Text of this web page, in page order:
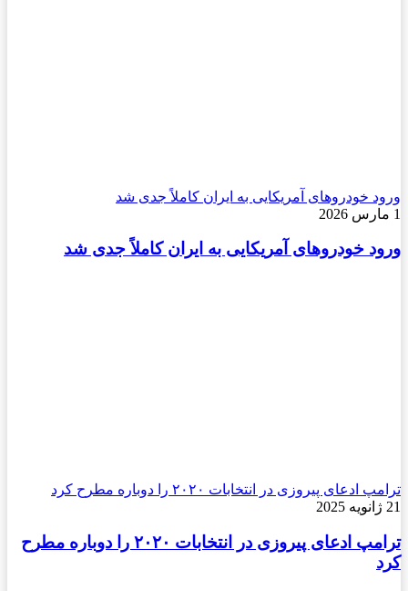
ورود خودروهای آمریکایی به ایران کاملاً جدی شد
1 مارس 2026
ورود خودروهای آمریکایی به ایران کاملاً جدی شد
ترامپ ادعای پیروزی در انتخابات ۲۰۲۰ را دوباره مطرح کرد
21 ژانویه 2025
ترامپ ادعای پیروزی در انتخابات ۲۰۲۰ را دوباره مطرح
کرد